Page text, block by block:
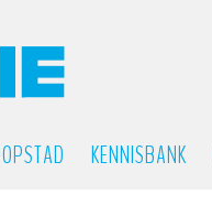
KENNISBANK